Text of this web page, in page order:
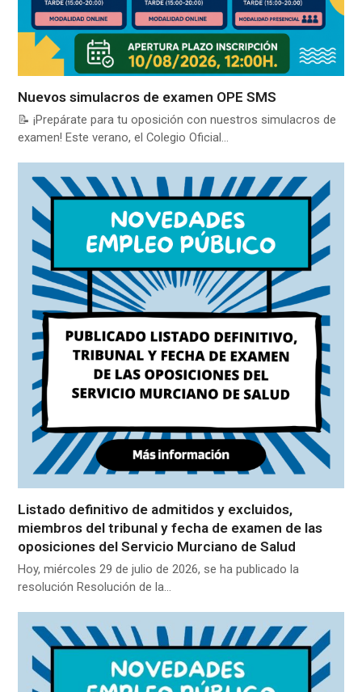
Nuevos simulacros de examen OPE SMS
📝 ¡Prepárate para tu oposición con nuestros simulacros de
examen! Este verano, el Colegio Oficial…
Listado definitivo de admitidos y excluidos,
miembros del tribunal y fecha de examen de las
oposiciones del Servicio Murciano de Salud
Hoy, miércoles 29 de julio de 2026, se ha publicado la
resolución Resolución de la…